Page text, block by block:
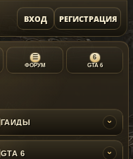
ВХОД РЕГИСТРАЦИЯ
☰
ФОРУМ
6
GTA 6
ГАЙДЫ ›
GTA 6 ›